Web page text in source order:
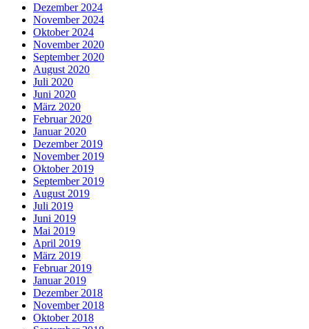
Dezember 2024
November 2024
Oktober 2024
November 2020
September 2020
August 2020
Juli 2020
Juni 2020
März 2020
Februar 2020
Januar 2020
Dezember 2019
November 2019
Oktober 2019
September 2019
August 2019
Juli 2019
Juni 2019
Mai 2019
April 2019
März 2019
Februar 2019
Januar 2019
Dezember 2018
November 2018
Oktober 2018